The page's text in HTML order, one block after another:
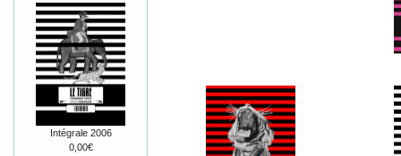
Intégrale 2006
0,00€